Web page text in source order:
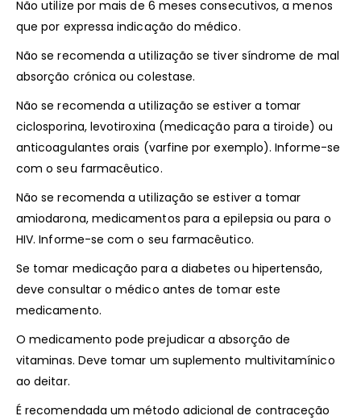
Não utilize por mais de 6 meses consecutivos, a menos
que por expressa indicação do médico.
Não se recomenda a utilização se tiver síndrome de mal
absorção crónica ou colestase.
Não se recomenda a utilização se estiver a tomar
ciclosporina, levotiroxina (medicação para a tiroide) ou
anticoagulantes orais (varfine por exemplo). Informe-se
com o seu farmacêutico.
Não se recomenda a utilização se estiver a tomar
amiodarona, medicamentos para a epilepsia ou para o
HIV. Informe-se com o seu farmacêutico.
Se tomar medicação para a diabetes ou hipertensão,
deve consultar o médico antes de tomar este
medicamento.
O medicamento pode prejudicar a absorção de
vitaminas. Deve tomar um suplemento multivitamínico
ao deitar.
É recomendada um método adicional de contraceção